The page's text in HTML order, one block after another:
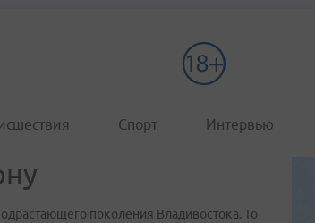
Спорт Интервью
поколения Владивостока. То